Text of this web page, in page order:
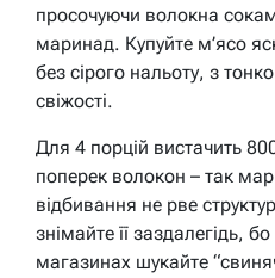
просочуючи волокна
маринад. Купуйте м’ясо
без сірого нальоту, з
свіжості.
Для 4 порцій вистачить
поперек волокон – так
відбивання не рве
знімайте її заздалегідь,
магазинах шукайте